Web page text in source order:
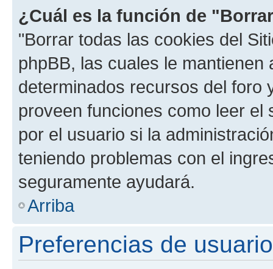
¿Cuál es la función de
"Borrar todas las cookies del
phpBB, las cuales le
determinados recursos del foro
proveen funciones como leer el
por el usuario si la
teniendo problemas con el
seguramente ayudará.
Arriba
Preferencias de